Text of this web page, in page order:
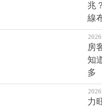
兆
線
房
知
多
力